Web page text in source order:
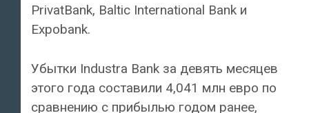
PrivatBank, Baltic International Bank и
Expobank.
Убытки Industra Bank за девять месяцев
этого года составили 4,041 млн евро по
сравнению с прибылью годом ранее,